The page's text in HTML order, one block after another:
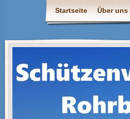
Startseite Über uns